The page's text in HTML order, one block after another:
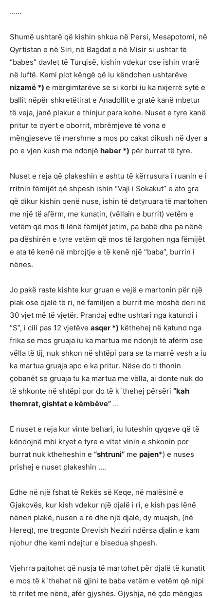
……
Shumë ushtarë që kishin shkua në Persi, Mesapotomi, në
Qyrtistan e në Siri, në Bagdat e në Misir si ushtar të
“babes” davlet të Turqisë, kishin vdekur ose ishin vrarë
në luftë. Kemi plot këngë që iu këndohen ushtarëve
nizamë *) e mërgimtarëve se si korbi iu ka nxjerrë sytë e
ballit nëpër shkretëtirat e Anadollit e gratë kanë mbetur
të veja, janë plakur e thinjur para kohe. Nuset e tyre kanë
pritur te dyert e oborrit, mbrëmjeve të vona e
mëngjeseve të mershme a mos po cakat dikush në dyer a
po e vjen kush me ndonjë haber *) për burrat të tyre.
Nuset e reja që plakeshin e ashtu të kërrusura i ruanin e i
rritnin fëmijët që shpesh ishin “Vaji i Sokakut” e ato gra
që dikur kishin qenë nuse, ishin të detyruara të martohen
me një të afërm, me kunatin, (vëllain e burrit) vetëm e
vetëm që mos ti lënë fëmijët jetim, pa babë dhe pa nënë
pa dëshirën e tyre vetëm që mos të largohen nga fëmijët
e ata të kenë në mbrojtje e të kenë një “baba”, burrin i
nënes.
Jo pakë raste kishte kur gruan e vejë e martonin për një
plak ose djalë të ri, në familjen e burrit me moshë deri në
30 vjet më të vjetër. Prandaj edhe ushtari nga katundi i
“S”, i cili pas 12 vjetëve asqer *) këthehej në katund nga
frika se mos gruaja iu ka martua me ndonjë të afërm ose
vëlla të tij, nuk shkon në shtëpi para se ta marrë vesh a iu
ka martua gruaja apo e ka pritur. Nëse do ti thonin
çobanët se gruaja tu ka martua me vëlla, ai donte nuk do
të shkonte në shtëpi por do të k`thehej përsëri “kah
themrat, gishtat e këmbëve” …
E nuset e reja kur vinte behari, iu luteshin qyqeve që të
këndojnë mbi kryet e tyre e vitet vinin e shkonin por
burrat nuk ktheheshin e “shtruni” me pajen*) e nuses
prishej e nuset plakeshin ….
Edhe në një fshat të Rekës së Keqe, në malësinë e
Gjakovës, kur kish vdekur një djalë i ri, e kish pas lënë
nënen plakë, nusen e re dhe një djalë, dy muajsh, (në
Hereq), me tregonte Drevish Neziri ndërsa djalin e kam
njohur dhe kemi ndejtur e bisedua shpesh.
Vjehrra pajtohet që nusja të martohet për djalë të kunatit
e mos të k`thehet në gjini te baba vetëm e vetëm që nipi
të rritet me nënë, afër gjyshës. Gjyshja, në çdo mëngjes